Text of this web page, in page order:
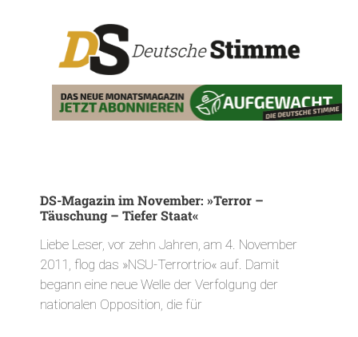
DS-Magazin im November: »Terror –
Täuschung – Tiefer Staat«
Liebe Leser, vor zehn Jahren, am 4. November
2011, flog das »NSU-Terrortrio« auf. Damit
begann eine neue Welle der Verfolgung der
nationalen Opposition, die für